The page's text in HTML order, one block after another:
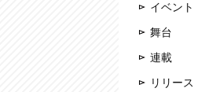
イベント
舞台
連載
リリース